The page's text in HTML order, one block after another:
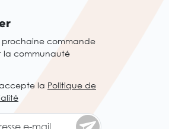
prochaine commande
la communauté
la Politique de